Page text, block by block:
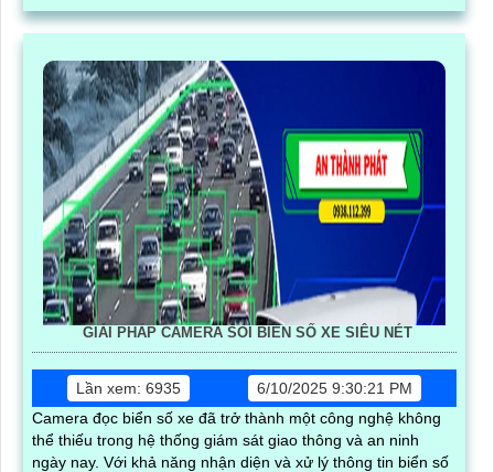
theo dõi dễ dàng
GIẢI PHÁP CAMERA SOI BIỂN SỐ XE SIÊU NÉT
Lần xem: 6935
6/10/2025 9:30:21 PM
Camera đọc biển số xe đã trở thành một công nghệ không
thể thiếu trong hệ thống giám sát giao thông và an ninh
ngày nay. Với khả năng nhận diện và xử lý thông tin biển số